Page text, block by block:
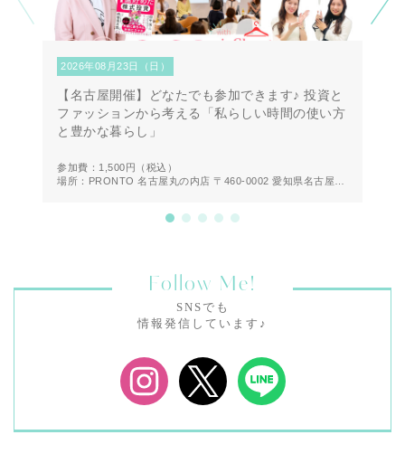
2026年08月23日（日）
【名古屋開催】どなたでも参加できます♪ 投資と
ファッションから考える「私らしい時間の使い方
と豊かな暮らし」
参加費：1,500円 （税込）
場所：PRONTO 名古屋丸の内店 〒460-0002 愛知県名古屋市
Follow Me!
SNSでも
情報発信しています♪